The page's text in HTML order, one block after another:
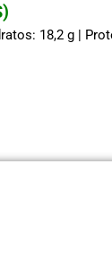
18,2 g |